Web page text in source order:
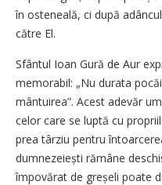
în osteneală, ci după
către El.
Sfântul Ioan Gură de Aur
memorabil: „Nu durata
mântuirea”. Acest adevăr
celor care se luptă cu
prea târziu pentru
dumnezeiești rămâne
împovărat de greșeli poate